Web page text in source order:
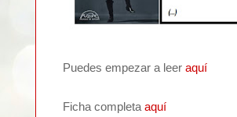
Puedes empezar a leer aquí
Ficha completa aquí